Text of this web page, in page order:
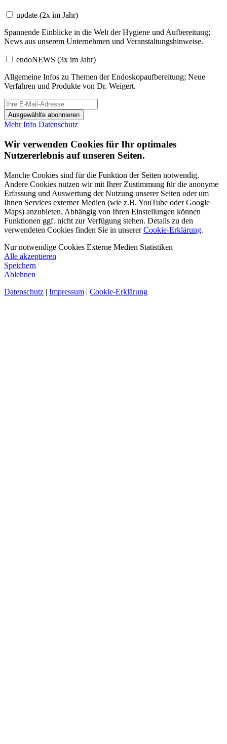
update (2x im Jahr)
Spannende Einblicke in die Welt der Hygiene und Aufbereitung;
News aus unserem Unternehmen und Veranstaltungshinweise.
endoNEWS (3x im Jahr)
Allgemeine Infos zu Themen der Endoskopaufbereitung; Neue
Verfahren und Produkte von Dr. Weigert.
Ausgewählte abonnieren
Mehr Info Datenschutz
Wir verwenden Cookies für Ihr optimales
Nutzererlebnis auf unseren Seiten.
Manche Cookies sind für die Funktion der Seiten notwendig.
Andere Cookies nutzen wir mit Ihrer Zustimmung für die anonyme
Erfassung und Auswertung der Nutzung unserer Seiten oder um
Ihnen Services externer Medien (wie z.B. YouTube oder Google
Maps) anzubieten. Abhängig von Ihren Einstellungen können
Funktionen ggf. nicht zur Verfügung stehen. Details zu den
verwendeten Cookies finden Sie in unsererCookie-Erklärung.
Nur notwendige Cookies Externe Medien Statistiken
Alle akzeptieren
Speichern
Ablehnen
Datenschutz | Impressum | Cookie-Erklärung